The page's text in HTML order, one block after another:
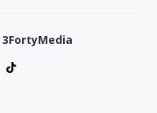
3FortyMedia